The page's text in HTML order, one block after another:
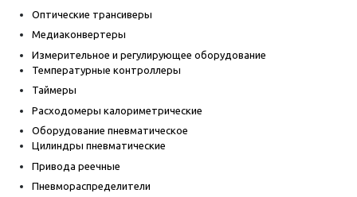
Оптические трансиверы
Медиаконвертеры
Измерительное и регулирующее оборудование
Температурные контроллеры
Таймеры
Расходомеры калориметрические
Оборудование пневматическое
Цилиндры пневматические
Привода реечные
Пневмораспределители